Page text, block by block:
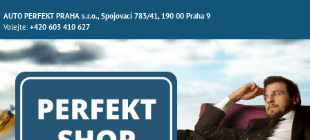
AUTO PERFEKT PRAHA s.r.o., Spojovací 783/41, 190 00 Praha 9
Volejte:+420 603 410 627